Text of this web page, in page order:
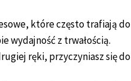
które często trafiają
wydajność z trwałością.
ręki, przyczyniasz się